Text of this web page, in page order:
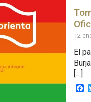
12
El
[…]